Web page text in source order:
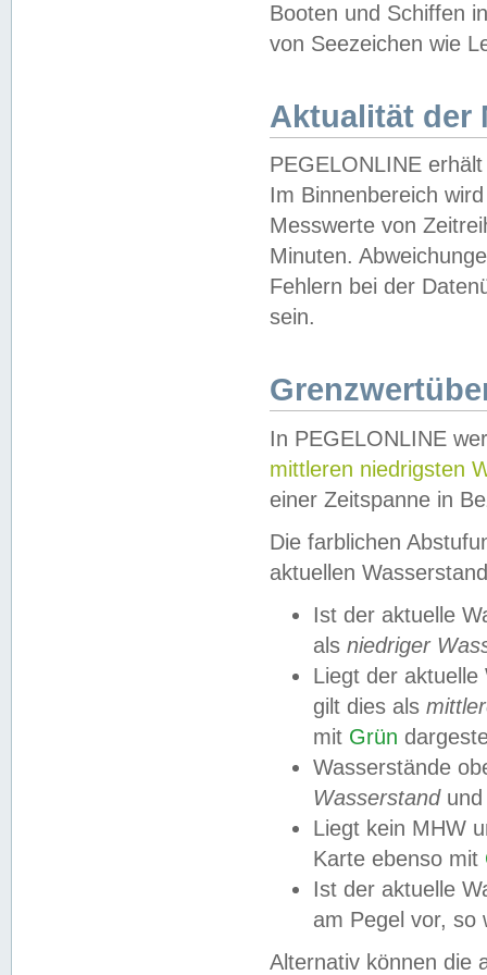
Booten und Schiffen
von Seezeichen wie
Aktualität der
PEGELONLINE
Im Binnenbereich
Messwerte von
Minuten.
Fehlern bei der
sein.
In PEGELONLINE
mittleren niedrigsten
einer Zeitspanne in
Die farblichen
aktuellen
Ist der aktuelle
als niedriger
Liegt der
gilt dies als
mit Grün
Wasserstände
Wasserstandund
Liegt kein MHW
Karte ebenso mit
Ist der aktuelle
am Pegel vor,
Alternativ können die